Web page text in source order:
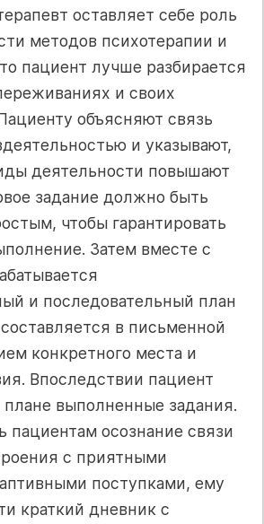
оставляет себе роль
методов психотерапии и
пациент лучше разбирается
и своих
объясняют связь
и указывают,
деятельности повышают
задание должно быть
чтобы гарантировать
Затем вместе с
и последовательный план
в письменной
конкретного места и
Впоследствии пациент
плане выполненные задания.
пациентам осознание связи
с приятными
поступками, ему
краткий дневник с